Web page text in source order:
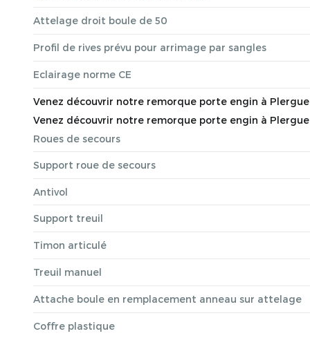
Attelage droit boule de 50
Profil de rives prévu pour arrimage par sangles
Eclairage norme CE
Venez découvrir notre remorque porte engin à
Venez découvrir notre remorque porte engin à
Roues de secours
Support roue de secours
Antivol
Support treuil
Timon articulé
Treuil manuel
Attache boule en remplacement anneau sur attelage
Coffre plastique